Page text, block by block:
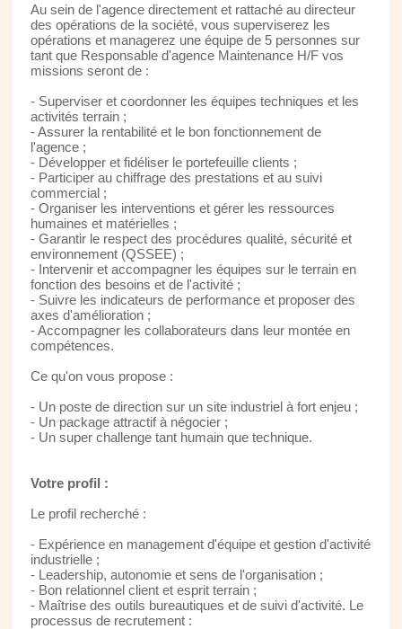
Au sein de l'agence directement et rattaché au directeur
des opérations de la société, vous superviserez les
opérations et managerez une équipe de 5 personnes sur
tant que Responsable d'agence Maintenance H/F vos
missions seront de :
- Superviser et coordonner les équipes techniques et les
activités terrain ;
- Assurer la rentabilité et le bon fonctionnement de
l'agence ;
- Développer et fidéliser le portefeuille clients ;
- Participer au chiffrage des prestations et au suivi
commercial ;
- Organiser les interventions et gérer les ressources
humaines et matérielles ;
- Garantir le respect des procédures qualité, sécurité et
environnement (QSSEE) ;
- Intervenir et accompagner les équipes sur le terrain en
fonction des besoins et de l'activité ;
- Suivre les indicateurs de performance et proposer des
axes d'amélioration ;
- Accompagner les collaborateurs dans leur montée en
compétences.
Ce qu'on vous propose :
- Un poste de direction sur un site industriel à fort enjeu ;
- Un package attractif à négocier ;
- Un super challenge tant humain que technique.
Votre profil :
Le profil recherché :
- Expérience en management d'équipe et gestion d'activité
industrielle ;
- Leadership, autonomie et sens de l'organisation ;
- Bon relationnel client et esprit terrain ;
- Maîtrise des outils bureautiques et de suivi d'activité. Le
processus de recrutement :